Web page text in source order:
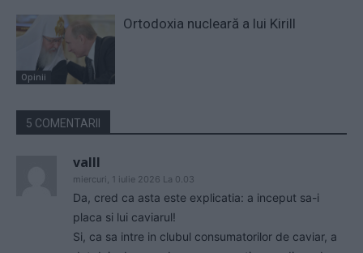
Opinii
Ortodoxia nucleară a lui Kirill
5 COMENTARII
valll
miercuri, 1 iulie 2026 La 0.03
Da, cred ca asta este explicatia: a inceput sa-i
placa si lui caviarul!
Si, ca sa intre in clubul consumatorilor de caviar, a